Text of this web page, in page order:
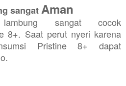
sangatAman
sangat cocok
8+. Saat perut nyeri karena
Pristine 8+ dapat